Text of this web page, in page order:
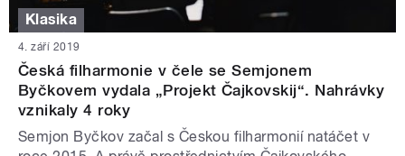
Klasika
4. září 2019
Česká filharmonie v čele se Semjonem
Byčkovem vydala „Projekt Čajkovskij“. Nahrávky
vznikaly 4 roky
Semjon Byčkov začal s Českou filharmonií natáčet v